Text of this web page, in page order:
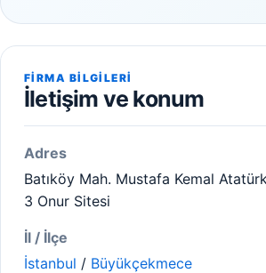
FIRMA BILGILERI
İletişim ve konum
Adres
Batıköy Mah. Mustafa Kemal
3 Onur Sitesi
İl / İlçe
İstanbul / Büyükçekmece